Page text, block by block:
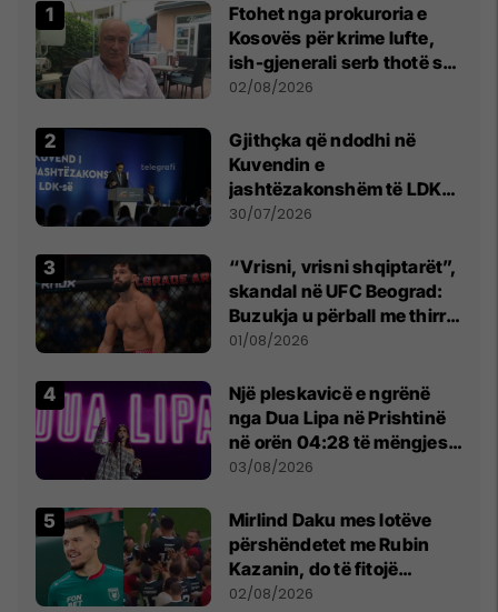
Ftohet nga prokuroria e
Kosovës për krime lufte,
ish-gjenerali serb thotë se
dikush e tradhtoi në
02/08/2026
Gjithçka që ndodhi në
Kuvendin e
jashtëzakonshëm të LDK-
së
30/07/2026
“Vrisni, vrisni shqiptarët”,
skandal në UFC Beograd:
Buzukja u përball me thirrje
anti-shqiptare nga
01/08/2026
Një pleskavicë e ngrënë
nga Dua Lipa në Prishtinë
në orën 04:28 të mëngjesit
- dhe bota digjitale serbe
03/08/2026
Mirlind Daku mes lotëve
përshëndetet me Rubin
Kazanin, do të fitojë
miliona te Spartak Moska
02/08/2026